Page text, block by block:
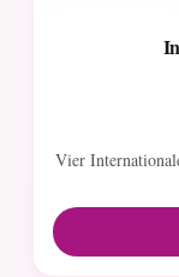
Vier